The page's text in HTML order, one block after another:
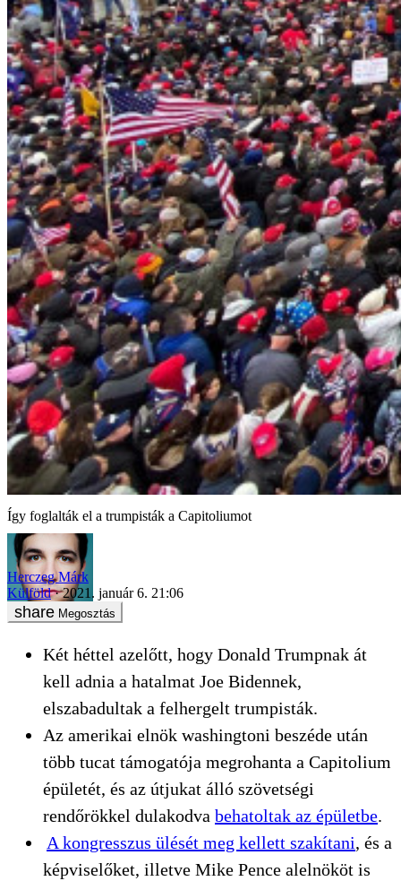
Így foglalták el a trumpisták a Capitoliumot
Herczeg Márk
Külföld
2021. január 6. 21:06
Megosztás
Két héttel azelőtt, hogy Donald Trumpnak át
kell adnia a hatalmat Joe Bidennek,
elszabadultak a felhergelt trumpisták.
Az amerikai elnök washingtoni beszéde után
több tucat támogatója megrohanta a Capitolium
épületét, és az útjukat álló szövetségi
rendőrökkel dulakodva behatoltak az épületbe.
A kongresszus ülését meg kellett szakítani, és a
képviselőket, illetve Mike Pence alelnököt is